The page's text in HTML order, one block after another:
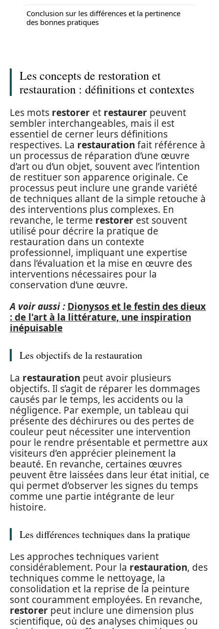
Conclusion sur les différences et la pertinence
des bonnes pratiques
Les concepts de restoration et
restauration : définitions et contextes
Les mots restorer et restaurer peuvent
sembler interchangeables, mais il est
essentiel de cerner leurs définitions
respectives. La restauration fait référence à
un processus de réparation d’une œuvre
d’art ou d’un objet, souvent avec l’intention
de restituer son apparence originale. Ce
processus peut inclure une grande variété
de techniques allant de la simple retouche à
des interventions plus complexes. En
revanche, le terme restorer est souvent
utilisé pour décrire la pratique de
restauration dans un contexte
professionnel, impliquant une expertise
dans l’évaluation et la mise en œuvre des
interventions nécessaires pour la
conservation d’une œuvre.
A voir aussi : Dionysos et le festin des dieux
: de l'art à la littérature, une inspiration
inépuisable
Les objectifs de la restauration
La restauration peut avoir plusieurs
objectifs. Il s’agit de réparer les dommages
causés par le temps, les accidents ou la
négligence. Par exemple, un tableau qui
présente des déchirures ou des pertes de
couleur peut nécessiter une intervention
pour le rendre présentable et permettre aux
visiteurs d’en apprécier pleinement la
beauté. En revanche, certaines œuvres
peuvent être laissées dans leur état initial, ce
qui permet d’observer les signes du temps
comme une partie intégrante de leur
histoire.
Les différences techniques dans la pratique
Les approches techniques varient
considérablement. Pour la restauration, des
techniques comme le nettoyage, la
consolidation et la reprise de la peinture
sont couramment employées. En revanche,
restorer peut inclure une dimension plus
scientifique, où des analyses chimiques ou